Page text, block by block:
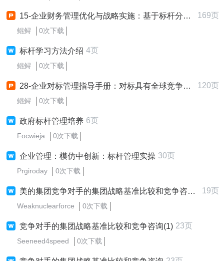
15-企业财务管理优化与战略实施：基于标杆分析的对标管理丶风险控制与内部治理综合报告 169页
鲲鲟 0次下载
标杆学习方法介绍 4页
鲲鲟 0次下载
28-企业对标管理指导手册：对标具有全球竞争力的世界一流企业120 120页
鲲鲟 0次下载
政府标杆管理培养 6页
Focwieja 0次下载
企业管理：模仿中创新：标杆管理实操 30页
Prgiroday 0次下载
美的集团竞争对手的集团战略基准比较和竞争咨询项目建议书 19页
Weaknuclearforce 0次下载
竞争对手的集团战略基准比较和竞争咨询(1) 23页
Seeneed4speed 0次下载